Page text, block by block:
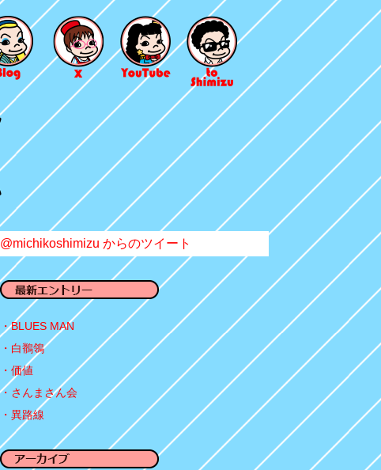
@michikoshimizu からのツイート
BLUES MAN
白鶺鴒
価値
さんまさん会
異路線